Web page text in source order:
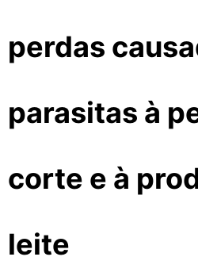
perdas
parasitas à
corte e à
leite